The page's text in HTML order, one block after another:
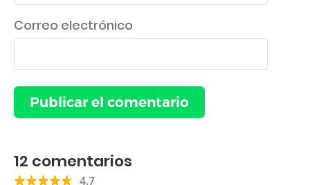
Correo electrónico
12 comentarios
4.7